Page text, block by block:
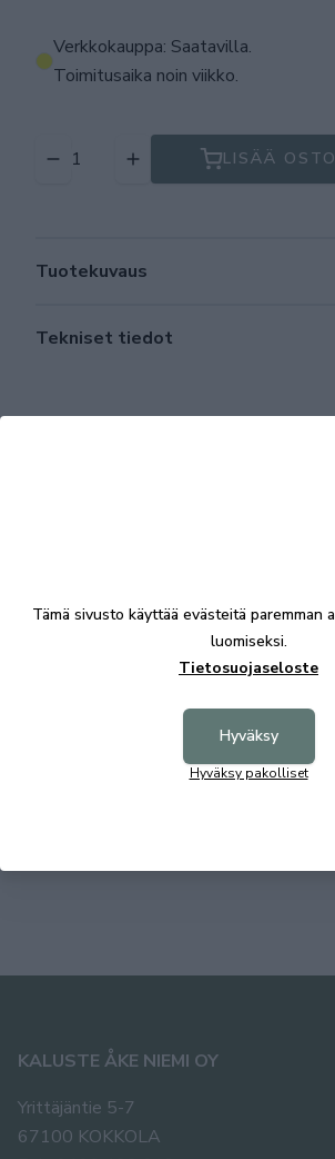
Verkkokauppa: Saatavilla.
Toimitusaika noin viikko.
LISÄÄ
Tuotekuvaus
Tekniset tiedot
KALUSTE ÅKE NIEMI OY
Yrittäjäntie 5-7
67100 KOKKOLA
Tämä sivusto käyttää evästeitä paremman
luomiseksi.
Tietosuojaseloste
Hyväksy
Hyväksy pakolliset